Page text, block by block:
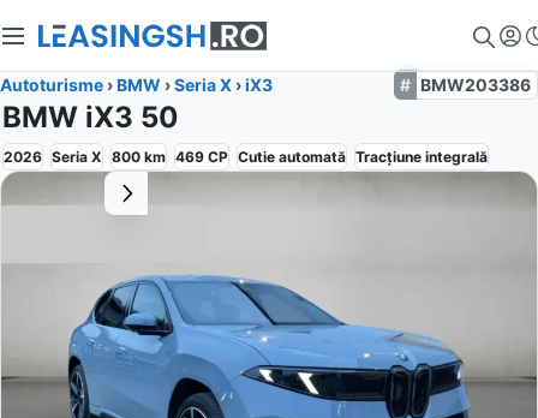
Autoturisme ›BMW ›Seria X ›iX3 BMW203386
BMW iX3 50
2026 Seria X 800 km 469 CP Cutie automată Tracțiune integrală